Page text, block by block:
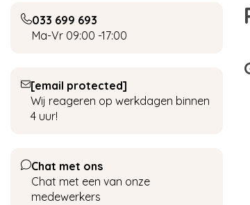
033 699 693
Ma-Vr 09:00 -17:00
[email protected]
Wij reageren op werkdagen binnen
4 uur!
Chat met ons
Chat met een van onze
medewerkers